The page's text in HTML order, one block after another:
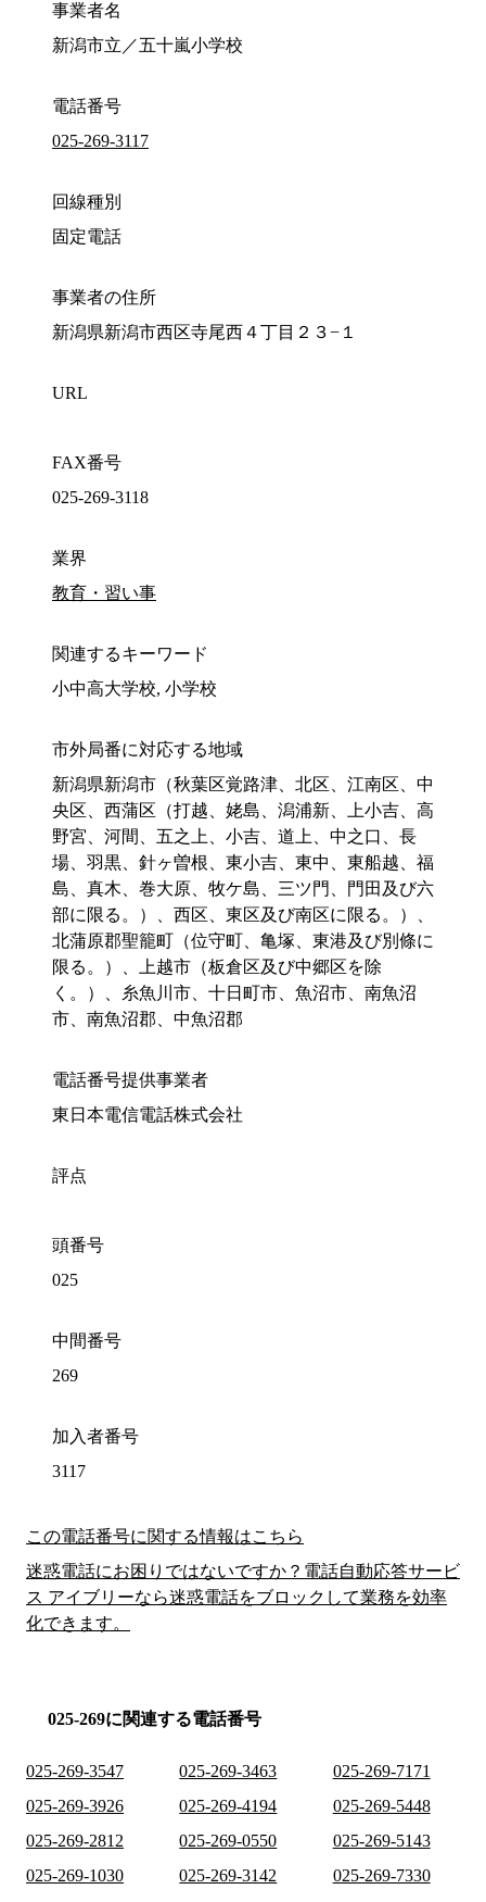
事業者名
新潟市立／五十嵐小学校
電話番号
025-269-3117
回線種別
固定電話
事業者の住所
新潟県新潟市西区寺尾西４丁目２３−１
URL
FAX番号
025-269-3118
業界
教育・習い事
関連するキーワード
小中高大学校, 小学校
市外局番に対応する地域
新潟県新潟市（秋葉区覚路津、北区、江南区、中
央区、西蒲区（打越、姥島、潟浦新、上小吉、高
野宮、河間、五之上、小吉、道上、中之口、長
場、羽黒、針ヶ曽根、東小吉、東中、東船越、福
島、真木、巻大原、牧ケ島、三ツ門、門田及び六
部に限る。）、西区、東区及び南区に限る。）、
北蒲原郡聖籠町（位守町、亀塚、東港及び別條に
限る。）、上越市（板倉区及び中郷区を除
く。）、糸魚川市、十日町市、魚沼市、南魚沼
市、南魚沼郡、中魚沼郡
電話番号提供事業者
東日本電信電話株式会社
評点
頭番号
025
中間番号
269
加入者番号
3117
この電話番号に関する情報はこちら
迷惑電話にお困りではないですか？電話自動応答サービ
ス アイブリーなら迷惑電話をブロックして業務を効率
化できます。
025-269に関連する電話番号
025-269-3547 025-269-3463
025-269-7171
025-269-3926
025-269-4194
025-269-5448
025-269-2812
025-269-0550
025-269-5143
025-269-1030
025-269-3142
025-269-7330